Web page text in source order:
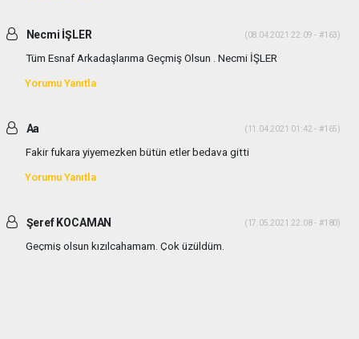
Necmi İŞLER (08.04.2021 22:09 - #163)
Tüm Esnaf Arkadaşlarıma Geçmiş Olsun . Necmi İŞLER
Yorumu Yanıtla
Aa (11.04.2021 01:42 - #165)
Fakir fukara yiyemezken bütün etler bedava gitti
Yorumu Yanıtla
Şeref KOCAMAN (17.05.2021 22:08 - #180)
Geçmiş olsun kızılcahamam. Çok üzüldüm.